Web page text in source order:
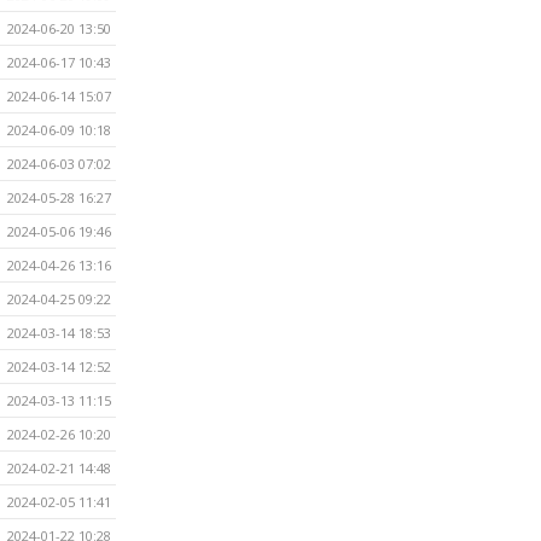
2024-06-20 13:50
2024-06-17 10:43
2024-06-14 15:07
2024-06-09 10:18
2024-06-03 07:02
2024-05-28 16:27
2024-05-06 19:46
2024-04-26 13:16
2024-04-25 09:22
2024-03-14 18:53
2024-03-14 12:52
2024-03-13 11:15
2024-02-26 10:20
2024-02-21 14:48
2024-02-05 11:41
2024-01-22 10:28